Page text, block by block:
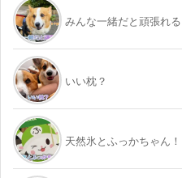
みんな一緒だと頑張れる
いい枕？
天然氷とふっかちゃん！